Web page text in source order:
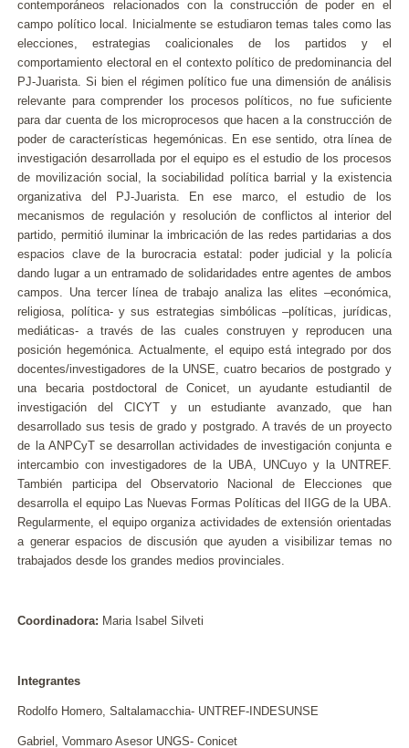
contemporáneos relacionados con la construcción de poder en el
campo político local. Inicialmente se estudiaron temas tales como las
elecciones, estrategias coalicionales de los partidos y el
comportamiento electoral en el contexto político de predominancia del
PJ-Juarista. Si bien el régimen político fue una dimensión de análisis
relevante para comprender los procesos políticos, no fue suficiente
para dar cuenta de los microprocesos que hacen a la construcción de
poder de características hegemónicas. En ese sentido, otra línea de
investigación desarrollada por el equipo es el estudio de los procesos
de movilización social, la sociabilidad política barrial y la existencia
organizativa del PJ-Juarista. En ese marco, el estudio de los
mecanismos de regulación y resolución de conflictos al interior del
partido, permitió iluminar la imbricación de las redes partidarias a dos
espacios clave de la burocracia estatal: poder judicial y la policía
dando lugar a un entramado de solidaridades entre agentes de ambos
campos. Una tercer línea de trabajo analiza las elites –económica,
religiosa, política- y sus estrategias simbólicas –políticas, jurídicas,
mediáticas- a través de las cuales construyen y reproducen una
posición hegemónica. Actualmente, el equipo está integrado por dos
docentes/investigadores de la UNSE, cuatro becarios de postgrado y
una becaria postdoctoral de Conicet, un ayudante estudiantil de
investigación del CICYT y un estudiante avanzado, que han
desarrollado sus tesis de grado y postgrado. A través de un proyecto
de la ANPCyT se desarrollan actividades de investigación conjunta e
intercambio con investigadores de la UBA, UNCuyo y la UNTREF.
También participa del Observatorio Nacional de Elecciones que
desarrolla el equipo Las Nuevas Formas Políticas del IIGG de la UBA.
Regularmente, el equipo organiza actividades de extensión orientadas
a generar espacios de discusión que ayuden a visibilizar temas no
trabajados desde los grandes medios provinciales.
Coordinadora: Maria Isabel Silveti
Integrantes
Rodolfo Homero, Saltalamacchia- UNTREF-INDESUNSE
Gabriel, Vommaro Asesor UNGS- Conicet